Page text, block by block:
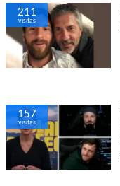
211
visitas
157
visitas